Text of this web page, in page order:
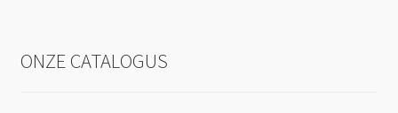
ONZE CATALOGUS